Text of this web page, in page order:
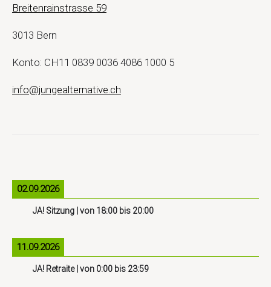
Breitenrainstrasse 59
3013 Bern
Konto: CH11 0839 0036 4086 1000 5
info@jungealternative.ch
02.09.2026
JA! Sitzung | von 18:00 bis 20:00
11.09.2026
JA! Retraite| von 0:00 bis 23:59